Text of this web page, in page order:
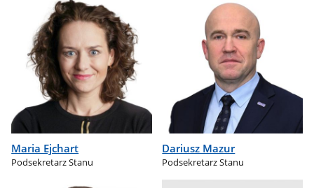
Maria Ejchart
Podsekretarz Stanu
Dariusz Mazur
Podsekretarz Stanu